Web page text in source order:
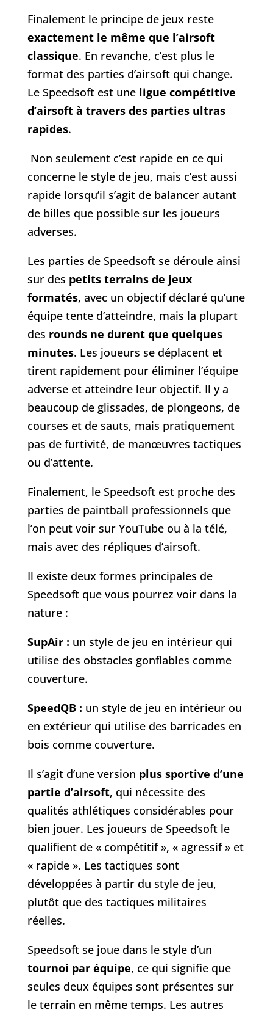
Finalement le principe de jeux reste
exactement le même que l’airsoft
classique. En revanche, c’est plus le
format des parties d’airsoft qui change.
Le Speedsoft est une ligue compétitive
d’airsoft à travers des parties ultras
rapides.
Non seulement c’est rapide en ce qui
concerne le style de jeu, mais c’est aussi
rapide lorsqu’il s’agit de balancer autant
de billes que possible sur les joueurs
adverses.
Les parties de Speedsoft se déroule ainsi
sur des petits terrains de jeux
formatés, avec un objectif déclaré qu’une
équipe tente d’atteindre, mais la plupart
des rounds ne durent que quelques
minutes. Les joueurs se déplacent et
tirent rapidement pour éliminer l’équipe
adverse et atteindre leur objectif. Il y a
beaucoup de glissades, de plongeons, de
courses et de sauts, mais pratiquement
pas de furtivité, de manœuvres tactiques
ou d’attente.
Finalement, le Speedsoft est proche des
parties de paintball professionnels que
l’on peut voir sur YouTube ou à la télé,
mais avec des répliques d’airsoft.
Il existe deux formes principales de
Speedsoft que vous pourrez voir dans la
nature :
SupAir : un style de jeu en intérieur qui
utilise des obstacles gonflables comme
couverture.
SpeedQB : un style de jeu en intérieur ou
en extérieur qui utilise des barricades en
bois comme couverture.
Il s’agit d’une version plus sportive d’une
partie d’airsoft, qui nécessite des
qualités athlétiques considérables pour
bien jouer. Les joueurs de Speedsoft le
qualifient de « compétitif », « agressif » et
« rapide ». Les tactiques sont
développées à partir du style de jeu,
plutôt que des tactiques militaires
réelles.
Speedsoft se joue dans le style d’un
tournoi par équipe, ce qui signifie que
seules deux équipes sont présentes sur
le terrain en même temps. Les autres